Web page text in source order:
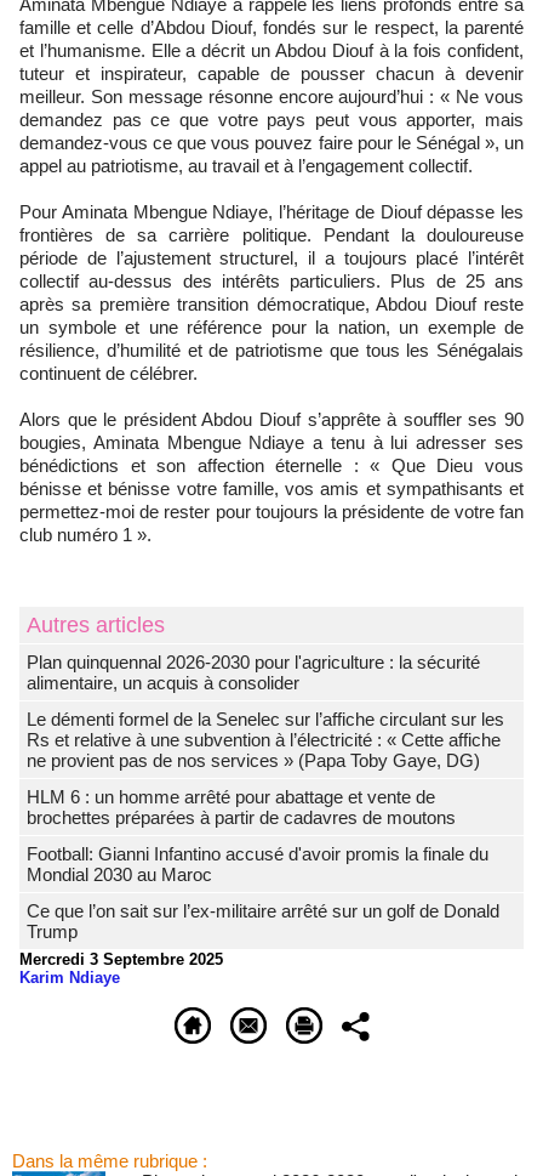
Aminata Mbengue Ndiaye a rappelé les liens profonds entre sa
famille et celle d’Abdou Diouf, fondés sur le respect, la parenté
et l’humanisme. Elle a décrit un Abdou Diouf à la fois confident,
tuteur et inspirateur, capable de pousser chacun à devenir
meilleur. Son message résonne encore aujourd’hui : « Ne vous
demandez pas ce que votre pays peut vous apporter, mais
demandez-vous ce que vous pouvez faire pour le Sénégal », un
appel au patriotisme, au travail et à l’engagement collectif.
Pour Aminata Mbengue Ndiaye, l’héritage de Diouf dépasse les
frontières de sa carrière politique. Pendant la douloureuse
période de l’ajustement structurel, il a toujours placé l’intérêt
collectif au-dessus des intérêts particuliers. Plus de 25 ans
après sa première transition démocratique, Abdou Diouf reste
un symbole et une référence pour la nation, un exemple de
résilience, d’humilité et de patriotisme que tous les Sénégalais
continuent de célébrer.
Alors que le président Abdou Diouf s’apprête à souffler ses 90
bougies, Aminata Mbengue Ndiaye a tenu à lui adresser ses
bénédictions et son affection éternelle : « Que Dieu vous
bénisse et bénisse votre famille, vos amis et sympathisants et
permettez-moi de rester pour toujours la présidente de votre fan
club numéro 1 ».
Autres articles
Plan quinquennal 2026-2030 pour l'agriculture : la sécurité
alimentaire, un acquis à consolider
Le démenti formel de la Senelec sur l’affiche circulant sur les
Rs et relative à une subvention à l’électricité : « Cette affiche
ne provient pas de nos services » (Papa Toby Gaye, DG)
HLM 6 : un homme arrêté pour abattage et vente de
brochettes préparées à partir de cadavres de moutons
Football: Gianni Infantino accusé d'avoir promis la finale du
Mondial 2030 au Maroc
Ce que l’on sait sur l’ex-militaire arrêté sur un golf de Donald
Trump
Mercredi 3 Septembre 2025
Karim Ndiaye
Dans la même rubrique :